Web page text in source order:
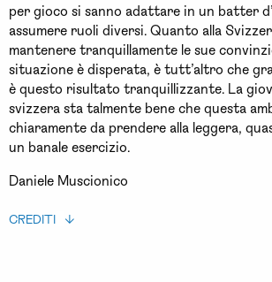
per gioco si sanno adattare in un batter
assumere ruoli diversi. Quanto alla
mantenere tranquillamente le sue
situazione è disperata, è tutt’altro che
è questo risultato tranquillizzante. La
svizzera sta talmente bene che questa
chiaramente da prendere alla leggera,
un banale esercizio.
Daniele Muscionico
CREDITI